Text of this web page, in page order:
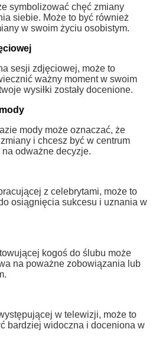
symbolizować chęć zmiany
siebie. Może to być również
w swoim życiu osobistym.
sesji zdjęciowej, może to
ważny moment w swoim
wysiłki zostały docenione.
mody może oznaczać, że
i chcesz być w centrum
odważne decyzje.
z celebrytami, może to
osiągnięcia sukcesu i uznania w
kogoś do ślubu może
na poważne zobowiązania lub
w telewizji, może to
bardziej widoczna i doceniona w